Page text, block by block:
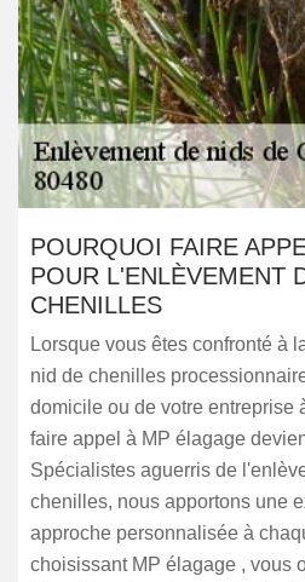
POURQUOI FAIRE
POUR L'ENLÈVEMENT
CHENILLES
Lorsque vous êtes confronté à
nid de chenilles
domicile ou de votre entreprise
faire appel à MP élagage
Spécialistes aguerris de
chenilles, nous apportons une
approche personnalisée à
choisissant MP élagage , vous